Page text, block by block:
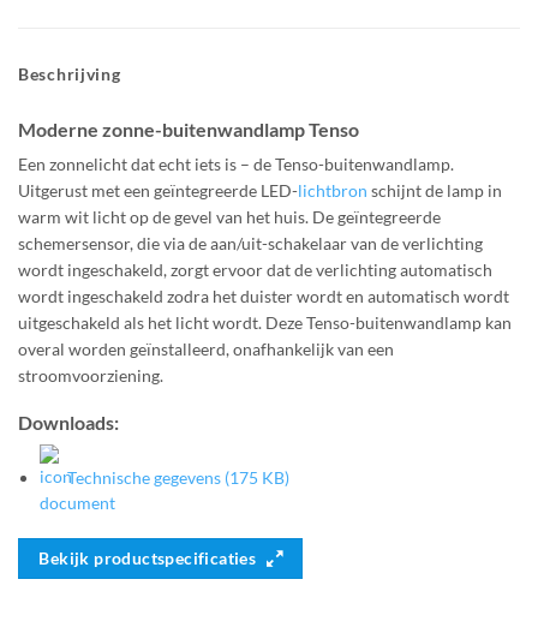
Beschrijving
Moderne zonne-buitenwandlamp Tenso
Een zonnelicht dat echt iets is – de Tenso-buitenwandlamp.
Uitgerust met een geïntegreerde LED-lichtbron schijnt de lamp in
warm wit licht op de gevel van het huis. De geïntegreerde
schemersensor, die via de aan/uit-schakelaar van de verlichting
wordt ingeschakeld, zorgt ervoor dat de verlichting automatisch
wordt ingeschakeld zodra het duister wordt en automatisch wordt
uitgeschakeld als het licht wordt. Deze Tenso-buitenwandlamp kan
overal worden geïnstalleerd, onafhankelijk van een
stroomvoorziening.
Downloads:
Technische gegevens (175 KB)
Bekijk productspecificaties